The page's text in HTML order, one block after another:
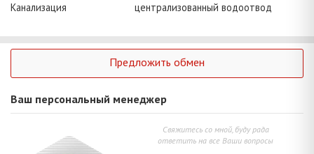
Канализация
централизованный водоотвод
Предложить обмен
Ваш персональный менеджер
Свяжитесь со мной, буду рада
ответить на все Ваши вопросы